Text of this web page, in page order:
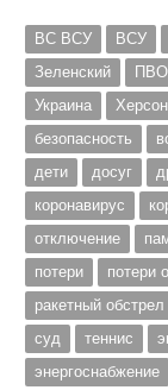
ВС ВСУ ВСУ
Зеленский
ПВО
Украина
безопасность
дети
досуг
коронавирус
отключение
потери
потери
ракетный обстрел
суд
теннис
энергоснабжение